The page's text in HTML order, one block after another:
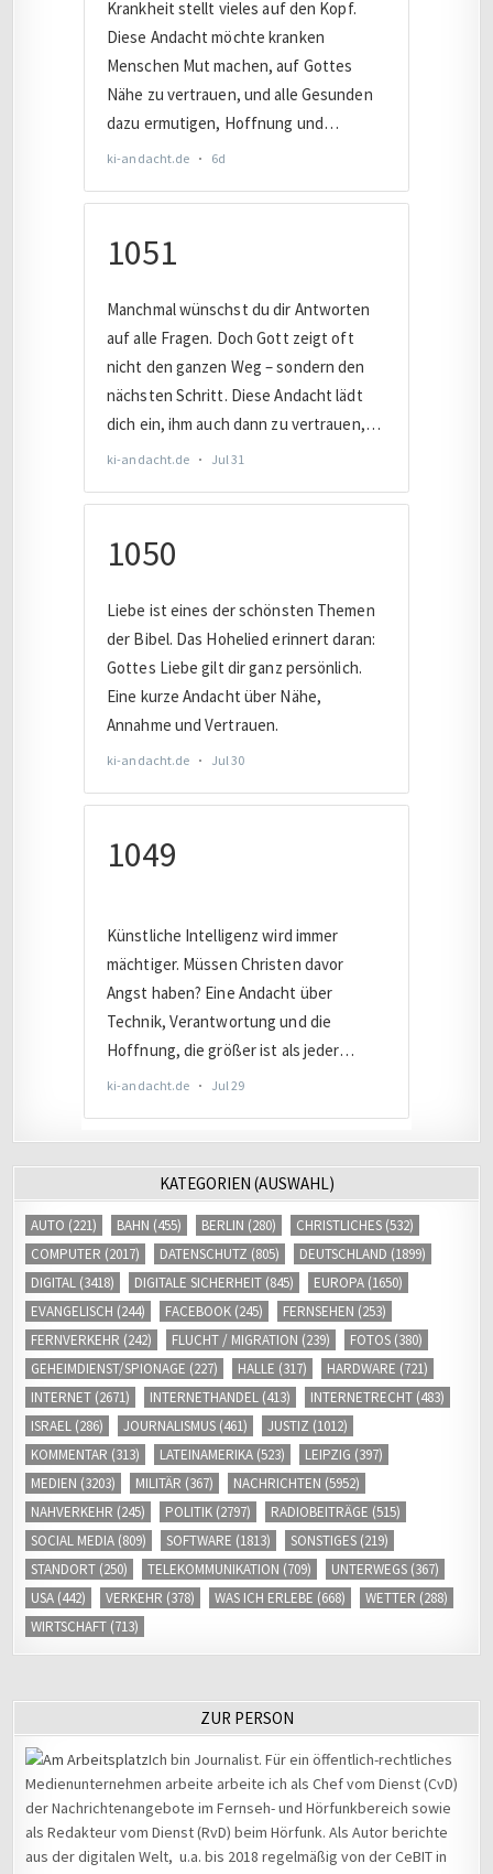
KATEGORIEN (AUSWAHL)
AUTO (221) BAHN (455) BERLIN (280) CHRISTLICHES (532)
COMPUTER (2017) DATENSCHUTZ (805) DEUTSCHLAND (1899)
DIGITAL (3418) DIGITALE SICHERHEIT (845) EUROPA (1650)
EVANGELISCH (244) FACEBOOK (245) FERNSEHEN (253)
FERNVERKEHR (242) FLUCHT / MIGRATION (239) FOTOS (380)
GEHEIMDIENST/SPIONAGE (227) HALLE (317) HARDWARE (721)
INTERNET (2671) INTERNETHANDEL (413) INTERNETRECHT (483)
ISRAEL (286) JOURNALISMUS (461) JUSTIZ (1012)
KOMMENTAR (313) LATEINAMERIKA (523) LEIPZIG (397)
MEDIEN (3203) MILITÄR (367) NACHRICHTEN (5952)
NAHVERKEHR (245) POLITIK (2797) RADIOBEITRÄGE (515)
SOCIAL MEDIA (809) SOFTWARE (1813) SONSTIGES (219)
STANDORT (250) TELEKOMMUNIKATION (709) UNTERWEGS (367)
USA (442) VERKEHR (378) WAS ICH ERLEBE (668) WETTER (288)
WIRTSCHAFT (713)
ZUR PERSON
Ich bin Journalist. Für ein öffentlich-rechtliches
Medienunternehmen arbeite arbeite ich als Chef vom Dienst (CvD)
der Nachrichtenangebote im Fernseh- und Hörfunkbereich sowie
als Redakteur vom Dienst (RvD) beim Hörfunk. Als Autor berichte
aus der digitalen Welt, u.a. bis 2018 regelmäßig von der CeBIT in